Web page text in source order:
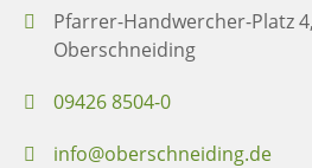
Pfarrer-Handwercher-Platz
Oberschneiding
09426 8504-0
info@oberschneiding.de